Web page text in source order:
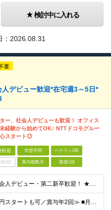
検討中に入れる
2026.08.31
要
デビュー歓迎*在宅週3～5日*
ー、社会人デビューも歓迎！ オフィス
経験から始めてOK♪ NTTドコモグルー
スタート◎
歓迎 学歴不問 ベテランOK
2日 賞与複数月 面接1回
★未経験・社会人デビュー・第二新卒歓迎！ ★フリーターやブランクのある方も大歓迎！ ★20～40代幅広く活躍中 ■学歴不問 ＼こんな方にピッタリ／ --------------------- □ 正
≪月給27.7万円スタートも可／賞与年2回≫ ■月給21万円～27.7万円＋各種手当＋賞与年2回 ※給与は勤務地に応じて変更します ※年齢や経験・スキルなどを考慮して決定します ※時間外手当は全額支給